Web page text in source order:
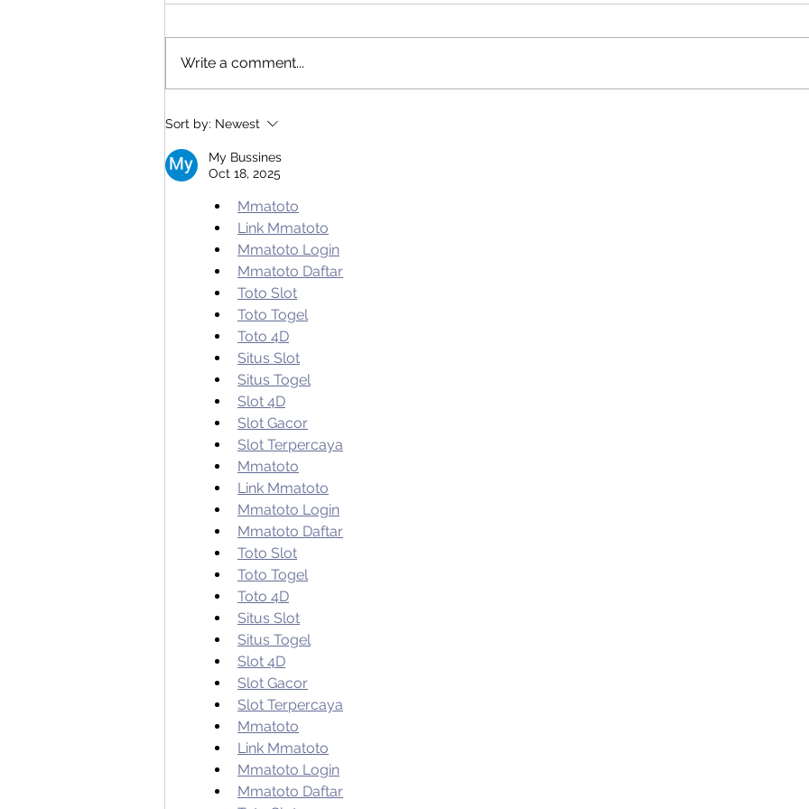
Tips Mengatasi Si Kecil
yang Pilih-pilih Makanan
Write a comment...
Sort by: Newest
My Bussines
Oct 18, 2025
Mmatoto
Link Mmatoto
Mmatoto Login
Mmatoto Daftar
Toto Slot
Toto Togel
Toto 4D
Situs Slot
Situs Togel
Slot 4D
Slot Gacor
Slot Terpercaya
Mmatoto
Link Mmatoto
Mmatoto Login
Mmatoto Daftar
Toto Slot
Toto Togel
Toto 4D
Situs Slot
Situs Togel
Slot 4D
Slot Gacor
Slot Terpercaya
Mmatoto
Link Mmatoto
Mmatoto Login
Mmatoto Daftar